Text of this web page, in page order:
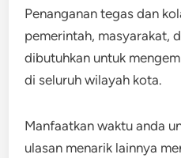
Penanganan tegas dan
pemerintah, masyarakat,
dibutuhkan untuk
di seluruh wilayah kota.
Manfaatkan waktu anda
ulasan menarik lainnya